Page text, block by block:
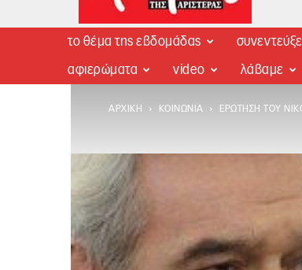
το θέμα της εβδομάδας
αφιερώματα video λάβαμε
ΑΡΧΙΚΉ ΚΟΙΝΩΝΊΑ ΕΡΏΤΗΣΗ ΤΟΥ